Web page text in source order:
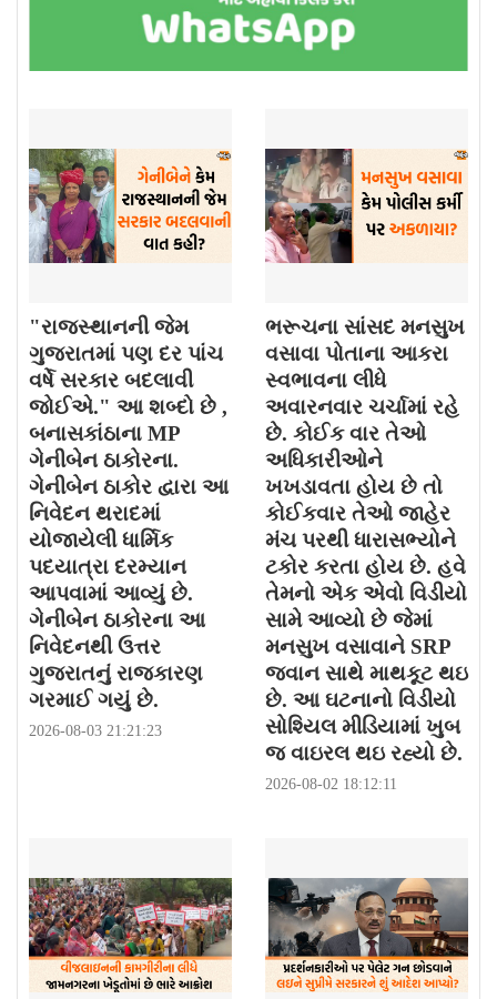
"રાજસ્થાનની જેમ
ગુજરાતમાં પણ દર પાંચ
વર્ષે સરકાર બદલાવી
જોઈએ." આ શબ્દો છે ,
બનાસકાંઠાના MP
ગેનીબેન ઠાકોરના.
ગેનીબેન ઠાકોર દ્વારા આ
નિવેદન થરાદમાં
યોજાયેલી ધાર્મિક
પદયાત્રા દરમ્યાન
આપવામાં આવ્યું છે.
ગેનીબેન ઠાકોરના આ
નિવેદનથી ઉત્તર
ગુજરાતનું રાજકારણ
ગરમાઈ ગયું છે.
2026-08-03 21:21:23
ભરૂચના સાંસદ મનસુખ
વસાવા પોતાના આકરા
સ્વભાવના લીધે
અવારનવાર ચર્ચામાં રહે
છે. કોઈક વાર તેઓ
અધિકારીઓને
ખખડાવતા હોય છે તો
કોઈકવાર તેઓ જાહેર
મંચ પરથી ધારાસભ્યોને
ટકોર કરતા હોય છે. હવે
તેમનો એક એવો વિડીયો
સામે આવ્યો છે જેમાં
મનસુખ વસાવાને SRP
જવાન સાથે માથકૂટ થઇ
છે. આ ઘટનાનો વિડીયો
સોશ્યિલ મીડિયામાં ખુબ
જ વાઇરલ થઇ રહ્યો છે.
2026-08-02 18:12:11